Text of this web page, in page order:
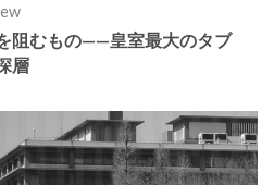
阻むもの——皇室最大のタブ
層